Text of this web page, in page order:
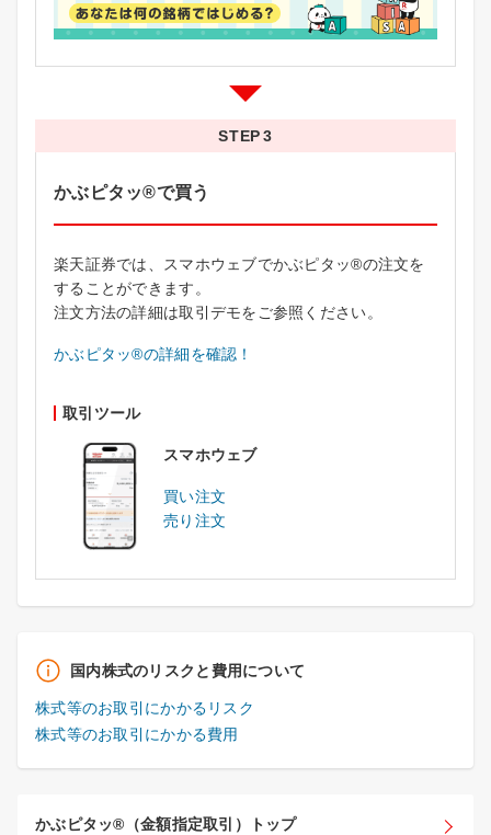
STEP
かぶピタッ®で買う
楽天証券では、スマホウェブでかぶピタッ®の注文を
することができます。
注文方法の詳細は取引デモをご参照ください。
かぶピタッ®の詳細を確認！
取引ツール
スマホウェブ
買い注文
売り注文
国内株式のリスクと費用について
株式等のお取引にかかるリスク
株式等のお取引にかかる費用
かぶピタッ®（金額指定取引）トップ